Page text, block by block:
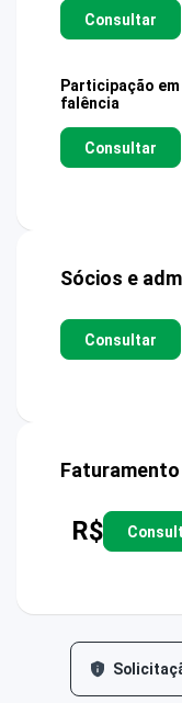
Consultar
Participação em
falência
Consultar
Sócios e
Consultar
Faturamento
R$